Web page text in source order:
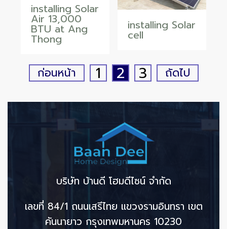
installing Solar
Air 13,000
BTU at Ang
Thong
installing Solar
cell
ก่อนหน้า 1 2 3 ถัดไป
บริษัท บ้านดี โฮมดีไซน์ จำกัด
เลขที่ 84/1 ถนนเสรีไทย แขวงรามอินทรา เขต
คันนายาว กรุงเทพมหานคร 10230